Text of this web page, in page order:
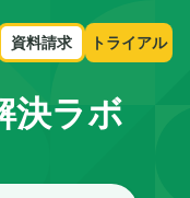
資料請求 トライアル
決ラボ